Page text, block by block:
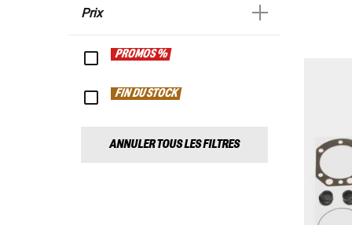
Prix
PROMOS %
FIN DU STOCK
ANNULER TOUS LES FILTRES